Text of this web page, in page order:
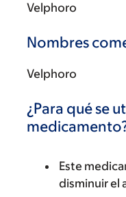
Velphoro
Nombres
Velphoro
¿Para qué se
Este
disminuir el